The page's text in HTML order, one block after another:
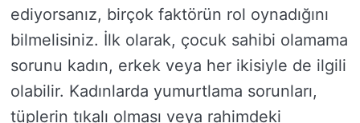
ediyorsanız, birçok faktörün rol oynadığını
bilmelisiniz. İlk olarak, çocuk sahibi olamama
sorunu kadın, erkek veya her ikisiyle de ilgili
olabilir. Kadınlarda yumurtlama sorunları,
tüplerin tıkalı olması veya rahimdeki